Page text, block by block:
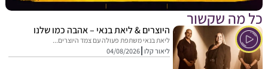
שקשור
היוצרים & ליאת בנאי – אהבה כמו שלנו
ליאת בנאי משתפת פעולה עם צמד היוצרים...
ליאור קלו 04/08/2026